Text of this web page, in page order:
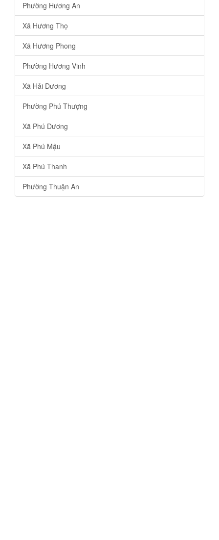
Phường Hương An
Xã Hương Thọ
Xã Hương Phong
Phường Hương Vinh
Xã Hải Dương
Phường Phú Thượng
Xã Phú Dương
Xã Phú Mậu
Xã Phú Thanh
Phường Thuận An